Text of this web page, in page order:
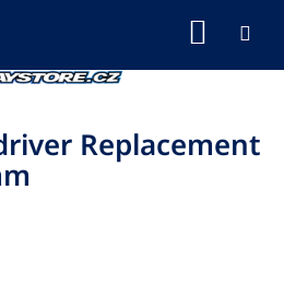
Replacement